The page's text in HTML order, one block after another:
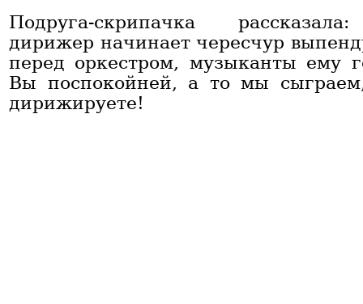
Подруга-скрипачка
дирижер начинает чересчур
перед оркестром, музыканты ему
Вы поспокойней, а то мы
дирижируете!